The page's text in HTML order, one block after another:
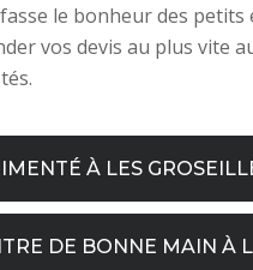
le bonheur des petits
vos devis au plus vite
À LES
DE BONNE MAIN À